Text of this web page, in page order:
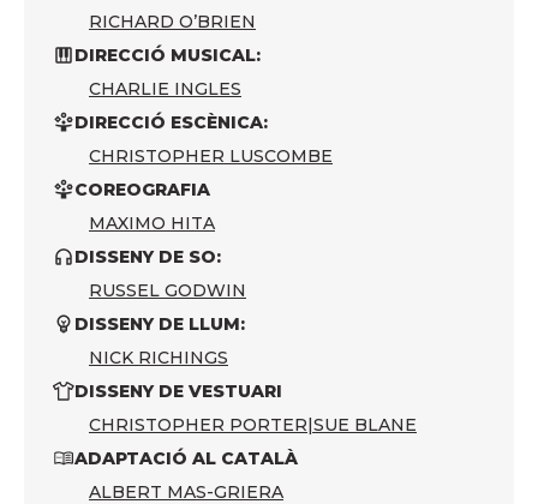
RICHARD O’BRIEN
DIRECCIÓ MUSICAL:
CHARLIE INGLES
DIRECCIÓ ESCÈNICA:
CHRISTOPHER LUSCOMBE
COREOGRAFIA
MAXIMO HITA
DISSENY DE SO:
RUSSEL GODWIN
DISSENY DE LLUM:
NICK RICHINGS
DISSENY DE VESTUARI
CHRISTOPHER PORTER|SUE BLANE
ADAPTACIÓ AL CATALÀ
ALBERT MAS-GRIERA